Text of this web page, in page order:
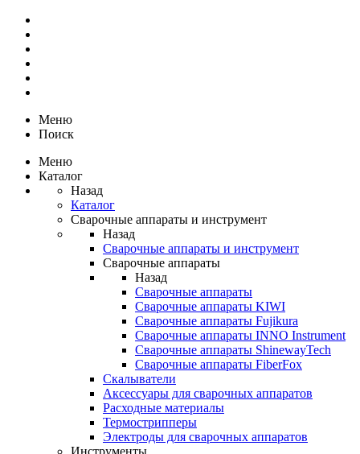
Меню
Поиск
Меню
Каталог
Назад
Каталог
Сварочные аппараты и инструмент
Назад
Сварочные аппараты и инструмент
Сварочные аппараты
Назад
Сварочные аппараты
Сварочные аппараты KIWI
Сварочные аппараты Fujikura
Сварочные аппараты INNO Instrument
Сварочные аппараты ShinewayTech
Cварочные аппараты FiberFox
Скалыватели
Аксессуары для сварочных аппаратов
Расходные материалы
Термострипперы
Электроды для сварочных аппаратов
Инструменты